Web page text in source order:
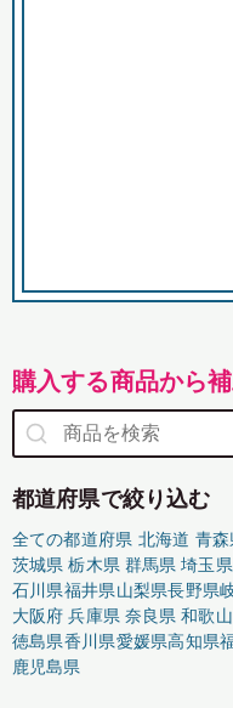
購入する商品から
都道府県で絞り込む
全ての都道府県 北海道 青森
茨城県 栃木県 群馬県 埼玉県
石川県福井県山梨県長野県
大阪府 兵庫県 奈良県 和歌
徳島県香川県愛媛県高知県
鹿児島県